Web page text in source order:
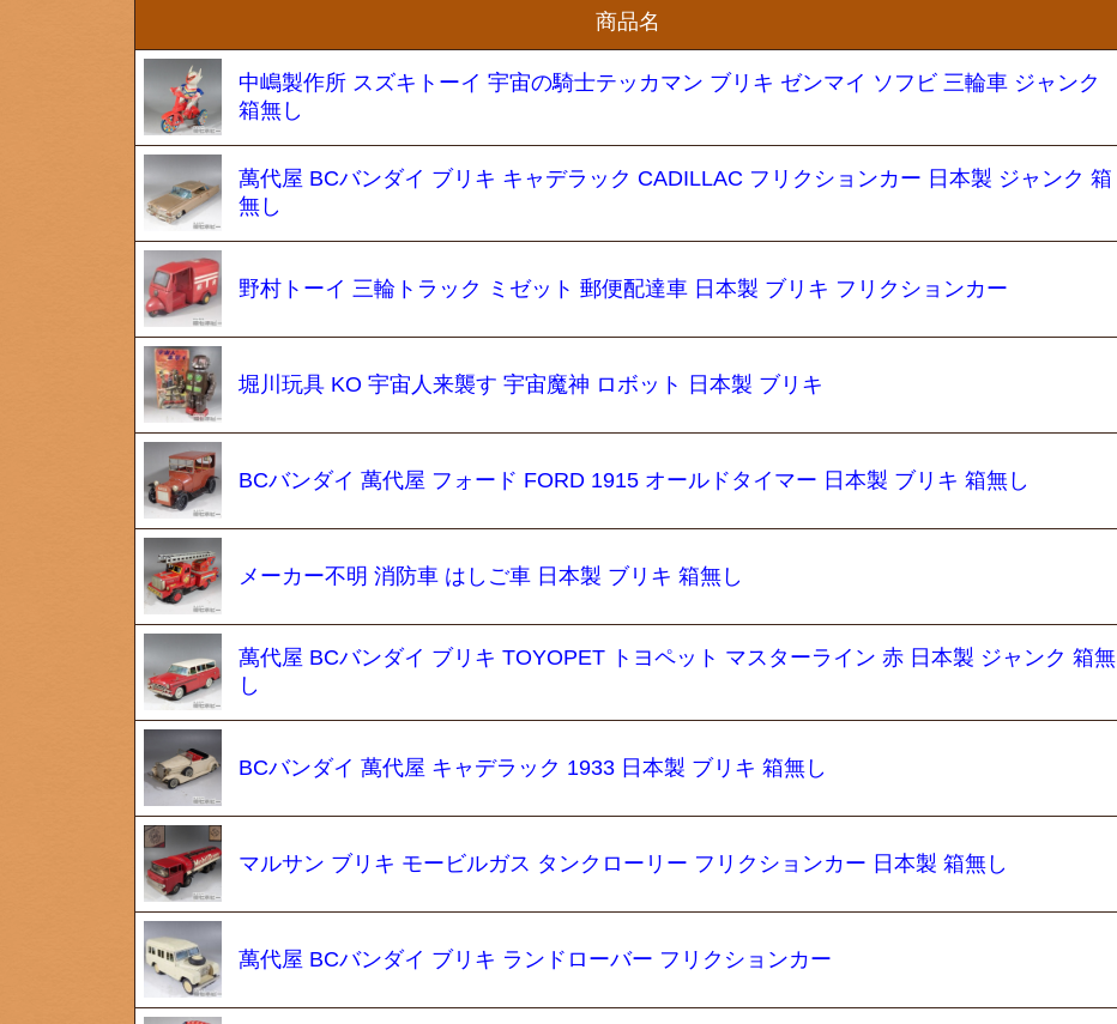
商品名
中嶋製作所 スズキトーイ 宇宙の騎士テッカマン ブリキ ゼンマイ ソフビ 三輪車 ジャンク
箱無し
萬代屋 BCバンダイ ブリキ キャデラック CADILLAC フリクションカー 日本製 ジャンク 箱
無し
野村トーイ 三輪トラック ミゼット 郵便配達車 日本製 ブリキ フリクションカー
堀川玩具 KO 宇宙人来襲す 宇宙魔神 ロボット 日本製 ブリキ
BCバンダイ 萬代屋 フォード FORD 1915 オールドタイマー 日本製 ブリキ 箱無し
メーカー不明 消防車 はしご車 日本製 ブリキ 箱無し
萬代屋 BCバンダイ ブリキ TOYOPET トヨペット マスターライン 赤 日本製 ジャンク 箱無
し
BCバンダイ 萬代屋 キャデラック 1933 日本製 ブリキ 箱無し
マルサン ブリキ モービルガス タンクローリー フリクションカー 日本製 箱無し
萬代屋 BCバンダイ ブリキ ランドローバー フリクションカー